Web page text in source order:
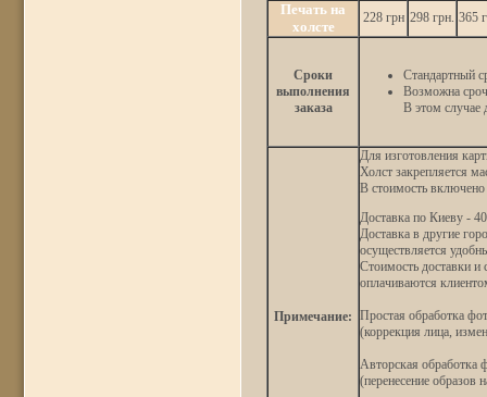
Печать на
холсте
228 грн 298 грн. 365
Сроки
выполнения
заказа
Стандартный
Возможна
В этом случае
Примечание:
Для изготовления
Холст закрепляется
В стоимость
Доставка по Киеву -
Доставка в другие
осуществляется
Стоимость доставки и
оплачиваются
Простая обработка
(коррекция лица,
Авторская обработка
(перенесение образов